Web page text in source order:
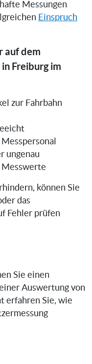
Messungen
Einspruch
auf dem
Freiburg im
zur Fahrbahn
ungenau
Messwerte
können Sie
das
Fehler prüfen
Sie einen
Auswertung von
erfahren Sie, wie